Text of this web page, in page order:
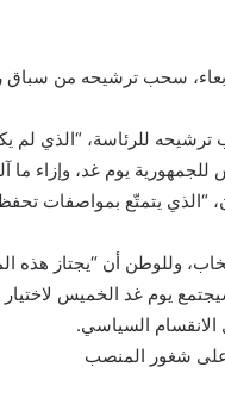
سحب ترشيحه من
للرئاسة، “الذي لم
يوم غد، وإزاء ما
يتمتّع بمواصفات
وللوطن أن “يجتاز هذه
يوم غد الخميس
السياسي.
على شغور المنصب